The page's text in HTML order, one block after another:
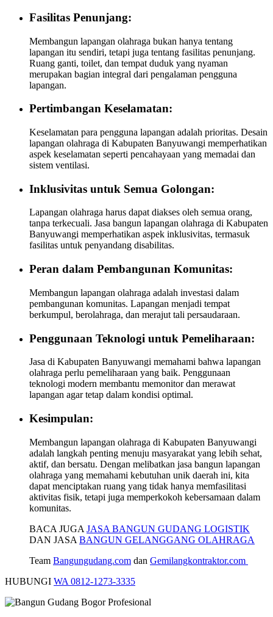
Fasilitas Penunjang:
Membangun lapangan olahraga bukan hanya tentang
lapangan itu sendiri, tetapi juga tentang fasilitas penunjang.
Ruang ganti, toilet, dan tempat duduk yang nyaman
merupakan bagian integral dari pengalaman pengguna
lapangan.
Pertimbangan Keselamatan:
Keselamatan para pengguna lapangan adalah prioritas. Desain
lapangan olahraga di Kabupaten Banyuwangi memperhatikan
aspek keselamatan seperti pencahayaan yang memadai dan
sistem ventilasi.
Inklusivitas untuk Semua Golongan:
Lapangan olahraga harus dapat diakses oleh semua orang,
tanpa terkecuali. Jasa bangun lapangan olahraga di Kabupaten
Banyuwangi memperhatikan aspek inklusivitas, termasuk
fasilitas untuk penyandang disabilitas.
Peran dalam Pembangunan Komunitas:
Membangun lapangan olahraga adalah investasi dalam
pembangunan komunitas. Lapangan menjadi tempat
berkumpul, berolahraga, dan merajut tali persaudaraan.
Penggunaan Teknologi untuk Pemeliharaan:
Jasa di Kabupaten Banyuwangi memahami bahwa lapangan
olahraga perlu pemeliharaan yang baik. Penggunaan
teknologi modern membantu memonitor dan merawat
lapangan agar tetap dalam kondisi optimal.
Kesimpulan:
Membangun lapangan olahraga di Kabupaten Banyuwangi
adalah langkah penting menuju masyarakat yang lebih sehat,
aktif, dan bersatu. Dengan melibatkan jasa bangun lapangan
olahraga yang memahami kebutuhan unik daerah ini, kita
dapat menciptakan ruang yang tidak hanya memfasilitasi
aktivitas fisik, tetapi juga memperkokoh kebersamaan dalam
komunitas.
BACA JUGA JASA BANGUN GUDANG LOGISTIK
DAN JASA BANGUN GELANGGANG OLAHRAGA
Team Bangungudang.com dan Gemilangkontraktor.com
HUBUNGI WA 0812-1273-3335